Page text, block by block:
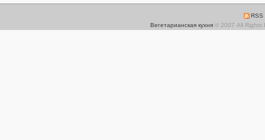
RSS
Вегетарианская кухня© 2007 All Rights